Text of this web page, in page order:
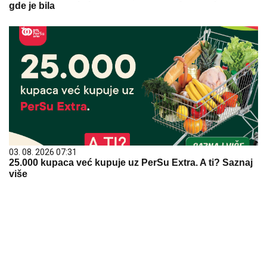
gde je bila
03. 08. 2026 07:31
25.000 kupaca već kupuje uz PerSu Extra. A ti? Saznaj
više